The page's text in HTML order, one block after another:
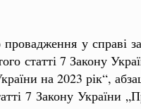
у справі
статті 7 Закону
на 2023 рік“,
7 Закону України